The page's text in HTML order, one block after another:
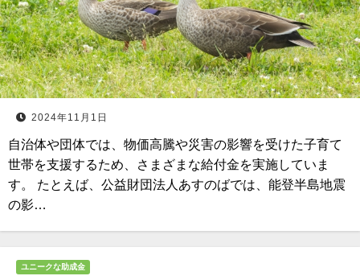
2024年11月1日
自治体や団体では、物価高騰や災害の影響を受けた子育て
世帯を支援するため、さまざまな給付金を実施していま
す。 たとえば、公益財団法人あすのばでは、能登半島地震
の影…
ユニークな助成金